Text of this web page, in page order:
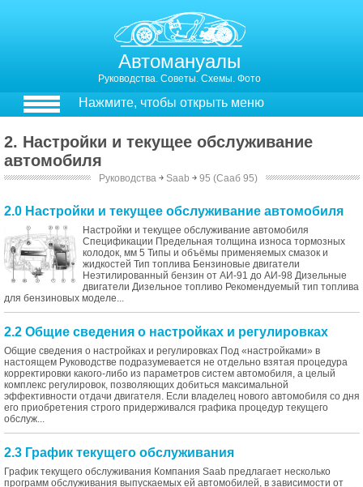
Автомануалы
Руководства. Советы. Схемы. Фото
Нажмите, чтобы открыть меню
2. Настройки и текущее обслуживание
автомобиля
Руководства ￫ Saab ￫ 95 (Сааб 95)
2.0 Настройки и текущее обслуживание автомобиля
Настройки и текущее обслуживание автомобиля
Спецификации Предельная толщина износа тормозных
колодок, мм 5 Типы и объёмы применяемых смазок и
жидкостей Тип топлива Бензиновые двигатели
Неэтилированный бензин от АИ-91 до АИ-98 Дизельные
двигатели Дизельное топливо Рекомендуемый тип топлива
для бензиновых моделе...
2.2 Общие сведения о настройках и регулировках
Общие сведения о настройках и регулировках Под «настройками» в
настоящем Руководстве подразумевается не отдельно взятая процедура
корректировки какого-либо из параметров систем автомобиля, а целый
комплекс регулировок, позволяющих добиться максимальной
эффективности отдачи двигателя. Если владелец нового автомобиля со дня
его приобретения строго придерживался графика процедур текущего
обслуж...
2.3 График текущего обслуживания
График текущего обслуживания Компания Saab предлагает несколько
программ обслуживания выпускаемых ей автомобилей, в зависимости от